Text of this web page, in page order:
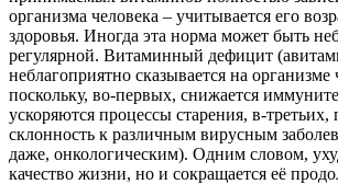
организма человека – учитывается его
здоровья. Иногда эта норма может быть
регулярной. Витаминный дефицит
неблагоприятно сказывается на организме
поскольку, во-первых, снижается
ускоряются процессы старения, в-третьих,
склонность к различным вирусным
даже, онкологическим). Одним словом,
качество жизни, но и сокращается её